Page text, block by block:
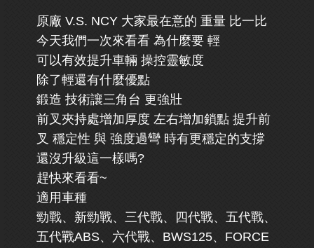
原廠 V.S. NCY 大家最在意的 重量 比一比
今天我們一次來看看 為什麼要 輕
可以有效提升車輛 操控靈敏度
除了輕還有什麼優點
鍛造 技術讓三角台 更強壯
前叉夾持處增加厚度 左右增加鎖點 提升前
叉 穩定性 與 強度過彎 時有更穩定的支撐
還沒升級這一樣嗎?
趕快來看看~
適用車種
勁戰、新勁戰、三代戰、四代戰、五代戰、
五代戰ABS、六代戰、BWS125、FORCE